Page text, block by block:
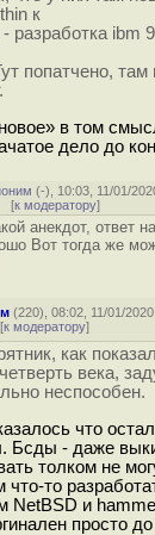
к
разработка ibm
попатчено, там
в том
дело до
(-), 10:03, 11/01/
[к модератору]
анекдот, ответ
Вот тогда же
(220), 08:02, 11/01/
к модератору]
как
века,
неспособен.
что
Бсды - даже
толком не
то
NetBSD и
просто